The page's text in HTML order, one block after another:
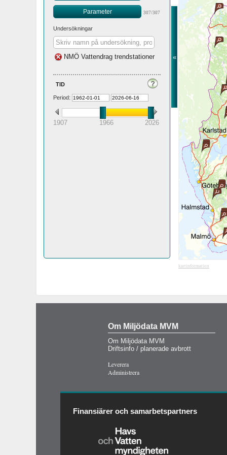
Parameter 307/307
Undersökningar
NMÖ Vattendrag trendstationer
tid
Period:
1907 1966 2026
«
kartinformation
Om Miljödata MVM
Om Miljödata MVM
Driftsinfo / planerade avbrott
Leverera
Administrera
Finansiärer och samarbetspartners